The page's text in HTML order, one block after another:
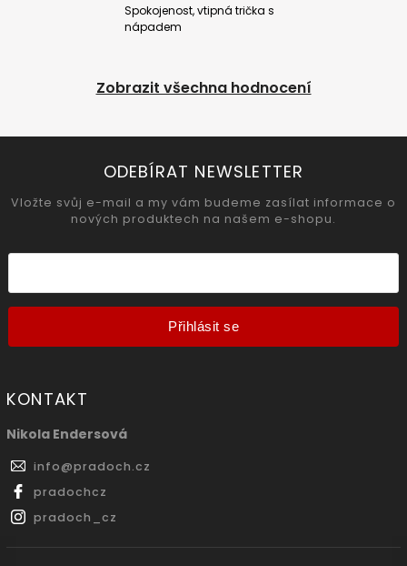
Spokojenost, vtipná trička s
nápadem
Zobrazit všechna hodnocení
ODEBÍRAT NEWSLETTER
Vložte svůj e-mail a my vám budeme zasílat informace o
nových produktech na našem e-shopu.
Přihlásit se
KONTAKT
Nikola Endersová
info@pradoch.cz
pradochcz
pradoch_cz